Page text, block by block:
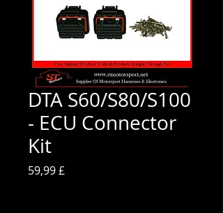
DTA S60/S80/S100
- ECU Connector
Kit
59,99 £